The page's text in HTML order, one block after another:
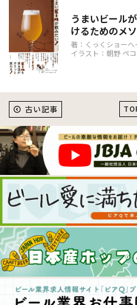
うまいビール
けるためのメ
著：くっくショーヘ
イラスト：朝野 ペコ
古い記事